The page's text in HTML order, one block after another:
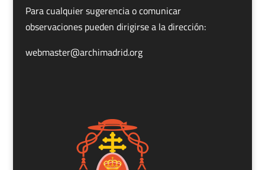
Para cualquier sugerencia o comunicar
observaciones pueden dirigirse a la dirección:
webmaster@archimadrid.org